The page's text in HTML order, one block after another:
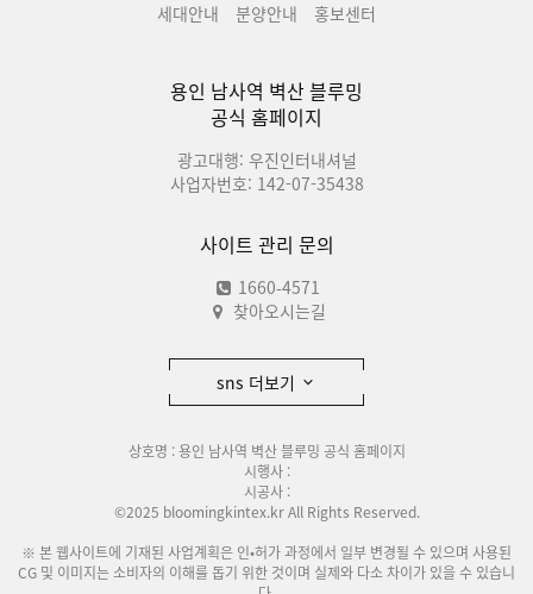
세대안내
분양안내 홍보센터
용인 남사역 벽산 블루밍
공식 홈페이지
광고대행: 우진인터내셔널
사업자번호: 142-07-35438
사이트 관리 문의
1660-4571
찾아오시는길
sns 더보기
상호명 : 용인 남사역 벽산 블루밍 공식 홈페이지
시행사 :
시공사 :
©2025 bloomingkintex.kr All Rights Reserved.
※ 본 웹사이트에 기재된 사업계획은 인•허가 과정에서 일부 변경될 수 있으며 사용된
CG 및 이미지는 소비자의 이해를 돕기 위한 것이며 실제와 다소 차이가 있을 수 있습니